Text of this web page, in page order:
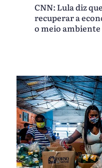
CNN: Lula diz
recuperar a
o meio ambiente